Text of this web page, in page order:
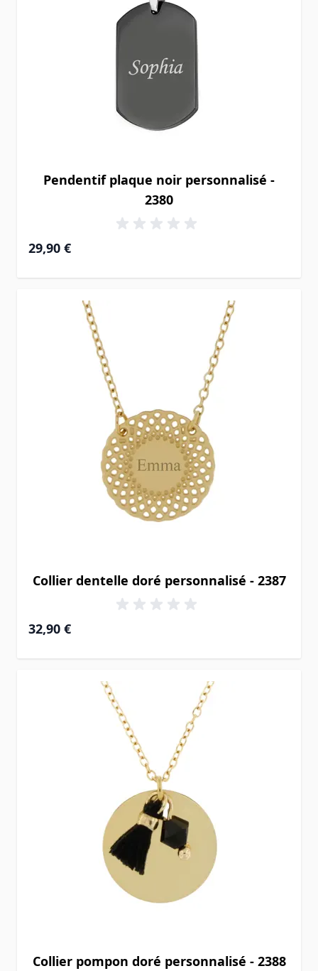
Pendentif plaque noir personnalisé -
2380
29,90 €
Collier dentelle doré personnalisé - 2387
32,90 €
Collier pompon doré personnalisé - 2388